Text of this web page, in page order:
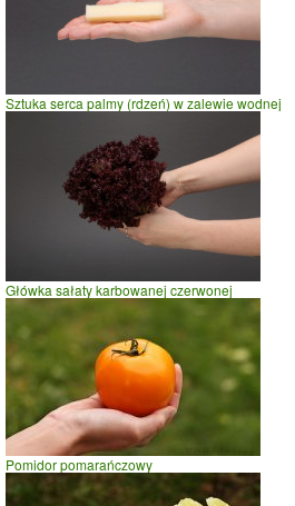
Sztuka serca palmy (rdzeń) w zalewie wodnej
Główka sałaty karbowanej czerwonej
Pomidor pomarańczowy